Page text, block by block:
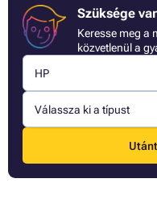
Szüksége
Keresse meg a
közvetlenül a
HP
Válassza ki a típust